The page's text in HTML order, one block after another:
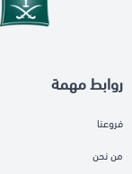
روابط مهمة
فروعنا
من نحن